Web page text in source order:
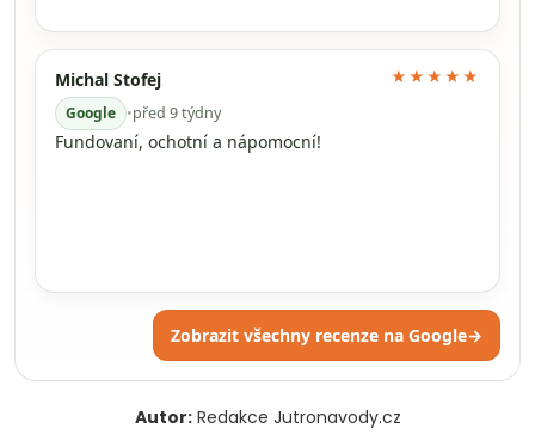
Michal Stofej
Google •před 9 týdny
★★★★★
Fundovaní, ochotní a nápomocní!
Zobrazit všechny recenze na Google→
Autor:Redakce Jutronavody.cz